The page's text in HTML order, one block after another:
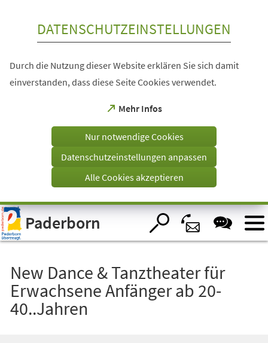
Visuelle
Assistenzsoftware
öffnen.
DATENSCHUTZEINSTELLUNGEN
Durch die Nutzung dieser Website erklären Sie sich damit
einverstanden, dass diese Seite Cookies verwendet.
Mehr Infos
(Öffnet
einem
Tab)
Nur notwendige Cookies
Datenschutzeinstellungen anpassen
Alle Cookies akzeptieren
Paderborn
New Dance & Tanztheater für
Erwachsene Anfänger ab 20-
40..Jahren